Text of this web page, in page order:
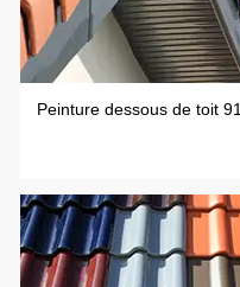
Peinture dessous de toit 91